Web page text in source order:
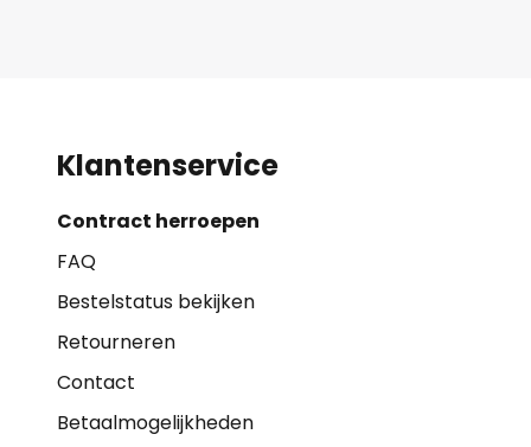
Klantenservice
Contract herroepen
FAQ
Bestelstatus bekijken
Retourneren
Contact
Betaalmogelijkheden